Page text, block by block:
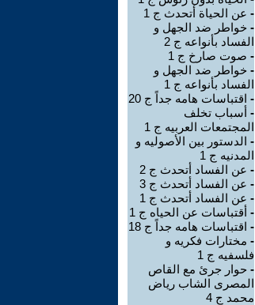
- عن الحياة أتحدث ج 1
- خواطر ضد الجهل و
الفساد بأنواعه ج 2
- صوت صارخ ج 1
- خواطر ضد الجهل و
الفساد بأنواعه ج 1
- اقتباسات هامه جداً ج 20
- أسباب تخلف
المجتمعات العربيه ج 1
- الدستور بين الأصوليه و
المدنيه ج 1
- عن الفساد أتحدث ج 2
- عن الفساد أتحدث ج 3
- عن الفساد أتحدث ج 1
- أقتباسات عن الحياه ج 1
- اقتباسات هامه جداً ج 18
- مختارات فكريه و
فلسفيه ج 1
- حوار جرئ مع القاص
المصرى الشاب رياض
محمد ج 4